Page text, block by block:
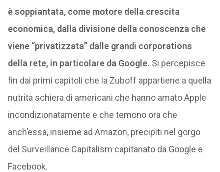
è soppiantata, come motore della crescita
economica, dalla divisione della conoscenza che
viene “privatizzata” dalle grandi corporations
della rete, in particolare da Google. Si percepisce
fin dai primi capitoli che la Zuboff appartiene a quella
nutrita schiera di americani che hanno amato Apple
incondizionatamente e che temono ora che
anch’essa, insieme ad Amazon, precipiti nel gorgo
del Surveillance Capitalism capitanato da Google e
Facebook.